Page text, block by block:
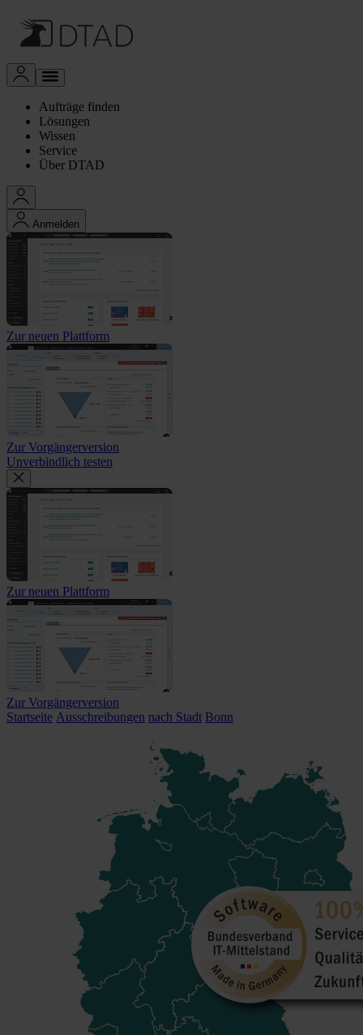
Aufträge finden
Lösungen
Wissen
Service
Über DTAD
Anmelden
Zur neuen Plattform
Zur Vorgängerversion
Unverbindlich testen
Zur neuen Plattform
Zur Vorgängerversion
Startseite Ausschreibungen nach Stadt Bonn